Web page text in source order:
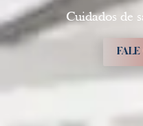
Cuidados de
FALE